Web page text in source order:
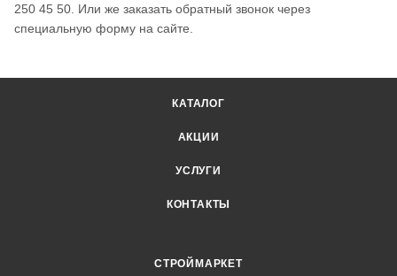
250 45 50. Или же заказать обратный звонок через
специальную форму на сайте.
КАТАЛОГ
АКЦИИ
УСЛУГИ
КОНТАКТЫ
СТРОЙМАРКЕТ